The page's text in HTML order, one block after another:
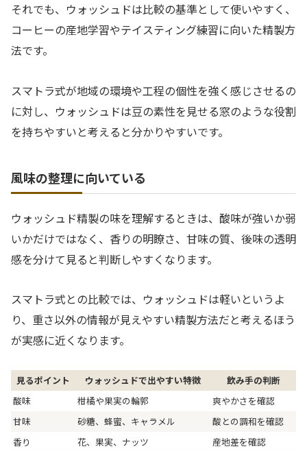
それでも、ウォッシュドは比較の基準として使いやすく、
コーヒーの産地学習やテイスティング練習に向いた精製方
法です。
スマトラ式が地域の環境や工程の個性を強く感じさせるの
に対し、ウォッシュドは豆の素性を見せる窓のような役割
を持ちやすいと考えると分かりやすいです。
風味の整理に向いている
ウォッシュド精製の味を理解するときは、酸味が強いか弱
いかだけではなく、香りの明瞭さ、甘味の質、後味の透明
感を分けて見ると判断しやすくなります。
スマトラ式との比較では、ウォッシュドは軽いというよ
り、重さ以外の情報が見えやすい精製方法だと考えるほう
が実感に近くなります。
見るポイント ウォッシュドで出やすい特徴
飲み手の判断
酸味
柑橘や果実の輪郭
爽やかさを確認
甘味
砂糖、蜂蜜、キャラメル
酸との調和を確認
香り
花、果実、ナッツ
産地差を確認